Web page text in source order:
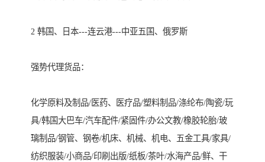
2 韩国、日本---连云港---中亚五国、俄罗斯
强势代理货品：
化学原料及制品/医药、医疗品/塑料制品/涤纶布/陶瓷/玩
具/韩国大巴车/汽车配件/紧固件/办公文教/橡胶轮胎/玻
璃制品/钢管、钢卷/机床、机械、机电、五金工具/家具/
纺织服装/小商品/印刷出版/纸板/茶叶/水海产品/鲜、干